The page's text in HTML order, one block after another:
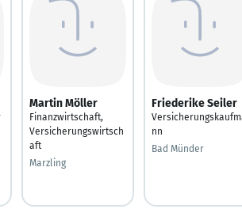
Martin Möller
Finanzwirtschaft,
Versicherungswirtsch
aft
Marzling
Friederike Seiler
nn
Bad Münder